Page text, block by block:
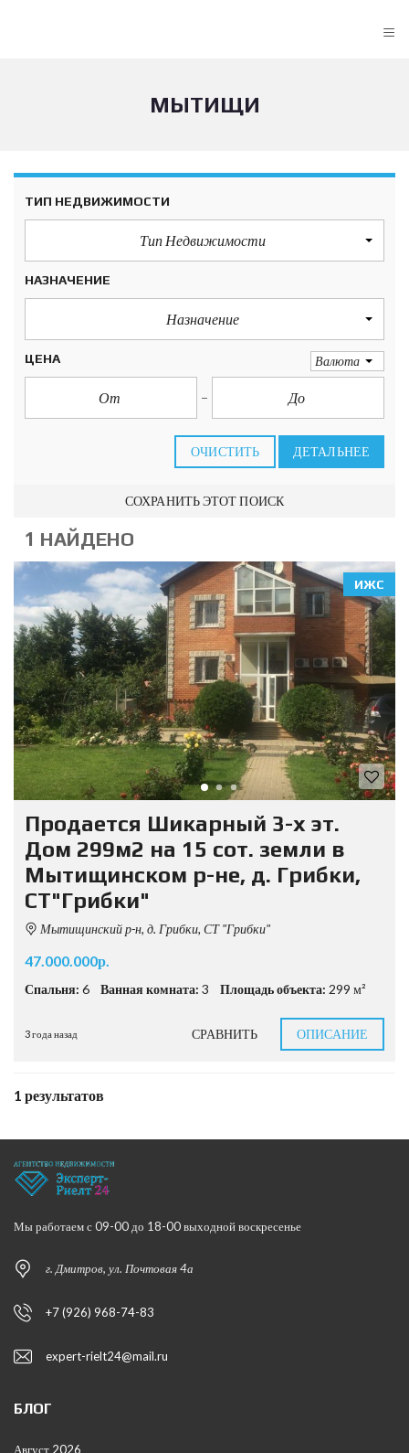
≡
МЫТИЩИ
ТИП НЕДВИЖИМОСТИ
Тип Недвижимости
НАЗНАЧЕНИЕ
Назначение
ЦЕНА Валюта
ОЧИСТИТЬ ДЕТАЛЬНЕЕ
СОХРАНИТЬ ЭТОТ ПОИСК
1 НАЙДЕНО
ИЖС
Продается Шикарный 3-х эт.
Дом 299м2 на 15 сот. земли в
Мытищинском р-не, д. Грибки,
СТ"Грибки"
Мытищинский р-н, д. Грибки, СТ "Грибки"
47.000.000р.
Спальня: 6 Ванная комната: 3 Площадь объекта: 299 м²
3 года назад СРАВНИТЬ ОПИСАНИЕ
1 результатов
Мы работаем с 09-00 до 18-00 выходной воскресенье
г. Дмитров, ул. Почтовая 4а
+7 (926) 968-74-83
expert-rielt24@mail.ru
БЛОГ
Август 2026